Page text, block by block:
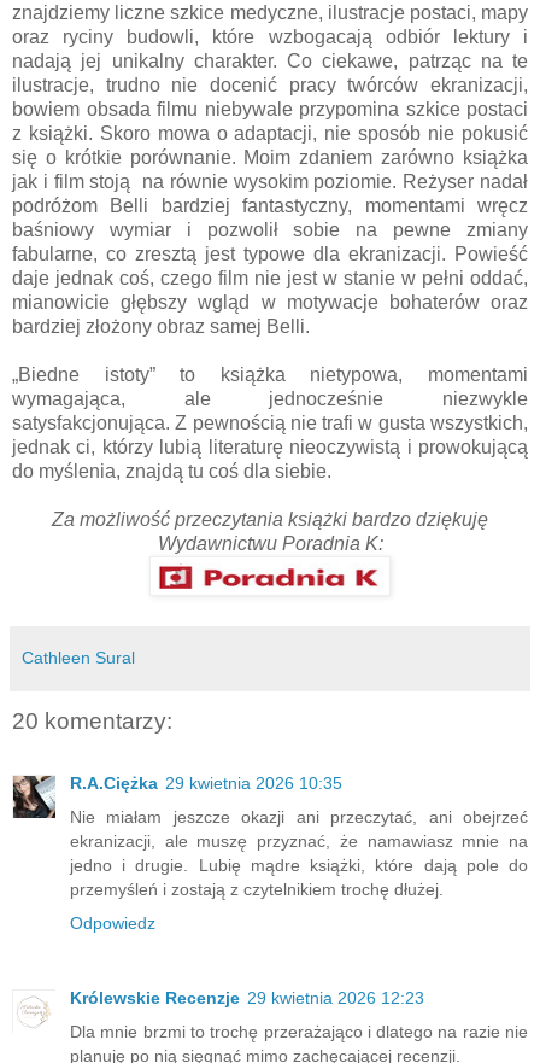
znajdziemy liczne szkice medyczne, ilustracje postaci, mapy
oraz ryciny budowli, które wzbogacają odbiór lektury i
nadają jej unikalny charakter. Co ciekawe, patrząc na te
ilustracje, trudno nie docenić pracy twórców ekranizacji,
bowiem obsada filmu niebywale przypomina szkice postaci
z książki. Skoro mowa o adaptacji, nie sposób nie pokusić
się o krótkie porównanie. Moim zdaniem zarówno książka
jak i film stoją na równie wysokim poziomie. Reżyser nadał
podróżom Belli bardziej fantastyczny, momentami wręcz
baśniowy wymiar i pozwolił sobie na pewne zmiany
fabularne, co zresztą jest typowe dla ekranizacji. Powieść
daje jednak coś, czego film nie jest w stanie w pełni oddać,
mianowicie głębszy wgląd w motywacje bohaterów oraz
bardziej złożony obraz samej Belli.
„Biedne istoty” to książka nietypowa, momentami
wymagająca, ale jednocześnie niezwykle
satysfakcjonująca. Z pewnością nie trafi w gusta wszystkich,
jednak ci, którzy lubią literaturę nieoczywistą i prowokującą
do myślenia, znajdą tu coś dla siebie.
Za możliwość przeczytania książki bardzo dziękuję
Wydawnictwu Poradnia K:
Cathleen Sural
20 komentarzy:
R.A.Ciężka 29 kwietnia 2026 10:35
Nie miałam jeszcze okazji ani przeczytać, ani obejrzeć
ekranizacji, ale muszę przyznać, że namawiasz mnie na
jedno i drugie. Lubię mądre książki, które dają pole do
przemyśleń i zostają z czytelnikiem trochę dłużej.
Odpowiedz
Królewskie Recenzje 29 kwietnia 2026 12:23
Dla mnie brzmi to trochę przerażająco i dlatego na razie nie
planuję po nią sięgnąć mimo zachęcającej recenzji.